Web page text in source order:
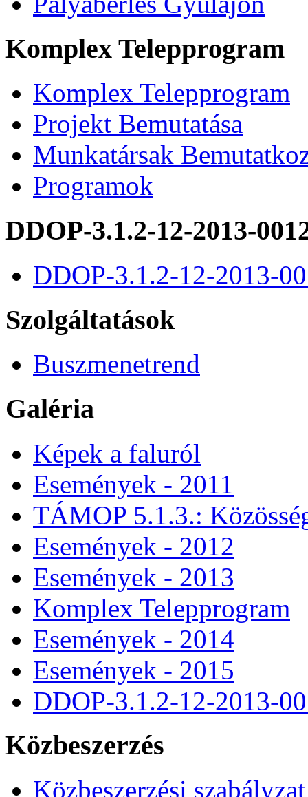
Komplex Telepprogram
Komplex Telepprogram
Projekt Bemutatása
Munkatársak
Programok
DDOP-3.1.2-12-2013-
DDOP-3.1.2-12-2013-
Szolgáltatások
Buszmenetrend
Galéria
Képek a faluról
Események - 2011
TÁMOP 5.1.3.:
Események - 2012
Események - 2013
Komplex Telepprogram
Események - 2014
Események - 2015
DDOP-3.1.2-12-2013-
Közbeszerzés
Közbeszerzési szabályzat